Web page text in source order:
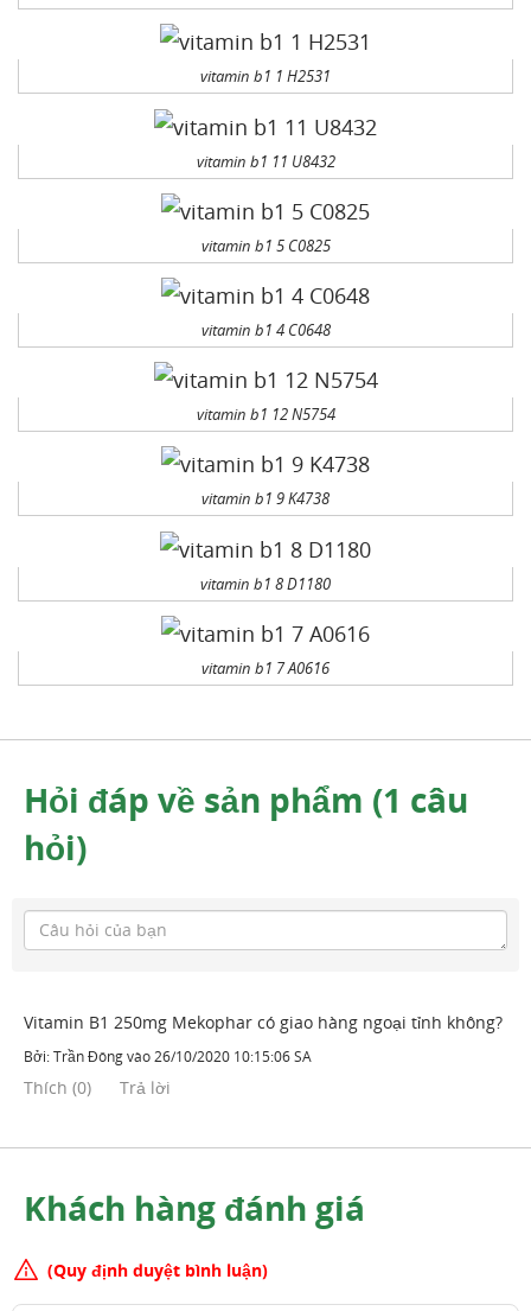
vitamin b1 1 H2531
vitamin b1 11 U8432
vitamin b1 5 C0825
vitamin b1 4 C0648
vitamin b1 12 N5754
vitamin b1 9 K4738
vitamin b1 8 D1180
vitamin b1 7 A0616
Hỏi đáp về sản phẩm (1 câu
hỏi)
Vitamin B1 250mg Mekophar có giao hàng ngoại tỉnh không?
Bởi:Trần Đôngvào26/10/2020 10:15:06 SA
Thích (0) Trả lời
Khách hàng đánh giá
(Quy định duyệt bình luận)